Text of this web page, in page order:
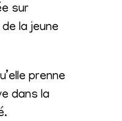
sur
la jeune
prenne
dans la
.